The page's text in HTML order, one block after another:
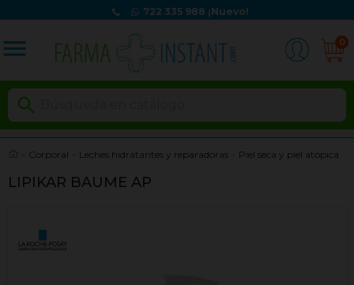
722 335 988 ¡Nuevo!
menu 0

Corporal Leches hidratantes y reparadoras Piel seca y piel atópica
LIPIKAR BAUME AP